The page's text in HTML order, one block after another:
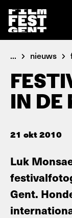
... nieuws
IN DE
21 okt 2010
Luk
Gent.